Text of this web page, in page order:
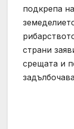
подкрепа
страни
срещата и